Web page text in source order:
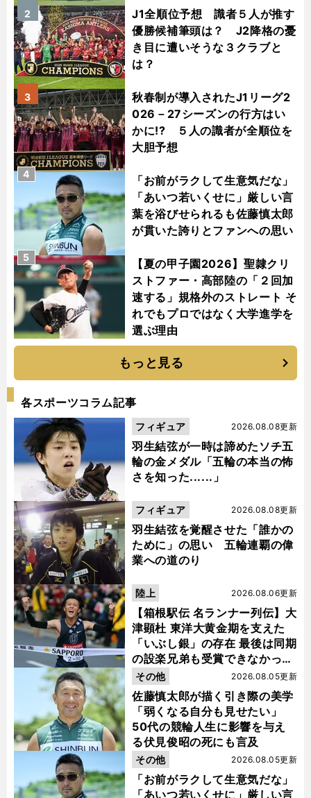
J1全順位予想 識者５人が推す
優勝候補筆頭は？ J2降格の憂
き目に遭いそうな３クラブと
は？
2
秋春制が導入されたJ1リーグ2
026－27シーズンの行方はい
かに!? ５人の識者が全順位を
大胆予想
3
「お前がラクして生意気だな」
「あいつ若いくせに」厳しい言
葉を浴びせられるも佐藤慎太郎
が貫いた誇りとファンへの思い
4
【夏の甲子園2026】聖隷クリ
ストファー・高部陸の「２回加
速する」規格外のストレート そ
れでもプロではなく大学進学を
選ぶ理由
5
もっと見る
各スポーツコラム記事
羽生結弦が一時は諦めたソチ五
輪の金メダル「五輪の本当の怖
さを知った......」
2026.08.08更新
フィギュア
羽生結弦を覚醒させた「誰かの
ために」の思い 五輪連覇の偉
業への道のり
2026.08.08更新
フィギュア
【箱根駅伝 名ランナー列伝】大
津顕杜 東洋大黄金期を支えた
「いぶし銀」の存在 最後は同期
の設楽兄弟も受賞できなかった
金栗杯に輝く
2026.08.06更新
陸上
佐藤慎太郎が描く引き際の美学
「弱くなる自分も見せたい」
50代の競輪人生に影響を与え
る伏見俊昭の死にも言及
2026.08.05更新
その他
「お前がラクして生意気だな」
「あいつ若いくせに」厳しい言
2026.08.05更新
その他